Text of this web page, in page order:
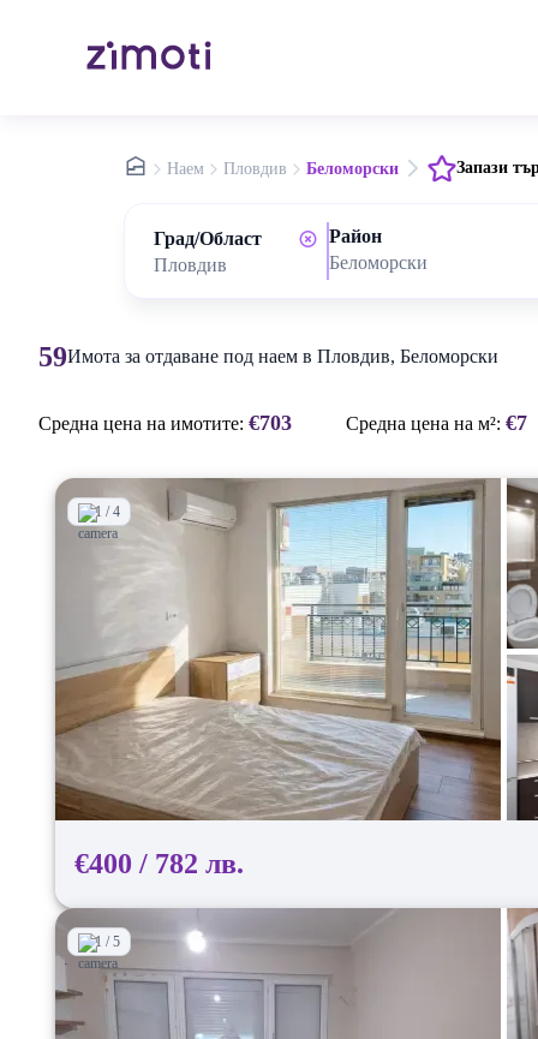
nav.home
Наем Пловдив Беломорски Запази
Град/Област
Район
Беломорски
59Имота за отдаване под наем в Пловдив, Беломорски
Средна цена на имотите: €703 Средна цена на м²: €7
1 / 4
€400 / 782 лв.
1 / 5